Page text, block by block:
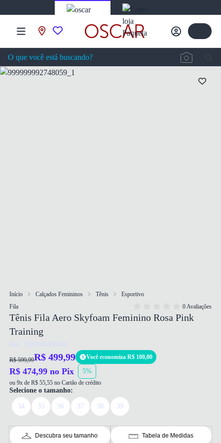
Início Calçados Femininos Tênis
Esportivo
Fila
0 Avaliações
Tênis Fila Aero Skyfoam Feminino Rosa Pink
Training
Ref: 7909946498465
R$ 599,99R$ 499,99 Você economiza R$ 100,00
R$ 474,99 no Pix 5%
ou 9x de R$ 55,55 no Cartão de crédito
Selecione o tamanho:
34 35 36 37 38 39
Descubra seu tamanho Tabela de Medidas